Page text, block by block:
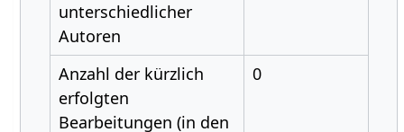
unterschiedlicher
Autoren
Anzahl der kürzlich
erfolgten
Bearbeitungen (in den
0